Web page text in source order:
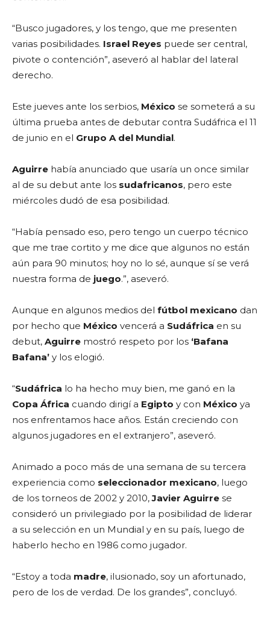
“Busco jugadores, y los tengo, que me presenten
varias posibilidades. Israel Reyes puede ser central,
pivote o contención”, aseveró al hablar del lateral
derecho.
Este jueves ante los serbios, México se someterá a su
última prueba antes de debutar contra Sudáfrica el 11
de junio en el Grupo A del Mundial.
Aguirre había anunciado que usaría un once similar
al de su debut ante los sudafricanos, pero este
miércoles dudó de esa posibilidad.
“Había pensado eso, pero tengo un cuerpo técnico
que me trae cortito y me dice que algunos no están
aún para 90 minutos; hoy no lo sé, aunque sí se verá
nuestra forma de juego.”, aseveró.
Aunque en algunos medios del fútbol mexicano dan
por hecho que México vencerá a Sudáfrica en su
debut, Aguirre mostró respeto por los ‘Bafana
Bafana’ y los elogió.
“Sudáfrica lo ha hecho muy bien, me ganó en la
Copa África cuando dirigí a Egipto y con México ya
nos enfrentamos hace años. Están creciendo con
algunos jugadores en el extranjero”, aseveró.
Animado a poco más de una semana de su tercera
experiencia como seleccionador mexicano, luego
de los torneos de 2002 y 2010,Javier Aguirre se
consideró un privilegiado por la posibilidad de liderar
a su selección en un Mundial y en su país, luego de
haberlo hecho en 1986 como jugador.
“Estoy a toda madre, ilusionado, soy un afortunado,
pero de los de verdad. De los grandes”, concluyó.